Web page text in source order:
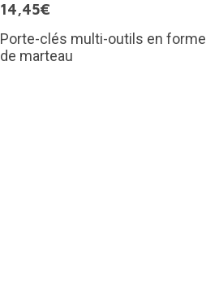
14,45€
Porte-clés multi-outils en forme
de marteau